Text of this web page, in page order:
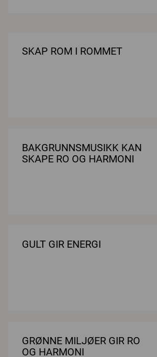
SKAP ROM I ROMMET
BAKGRUNNSMUSIKK KAN
SKAPE RO OG HARMONI
GULT GIR ENERGI
GRØNNE MILJØER GIR RO
OG HARMONI